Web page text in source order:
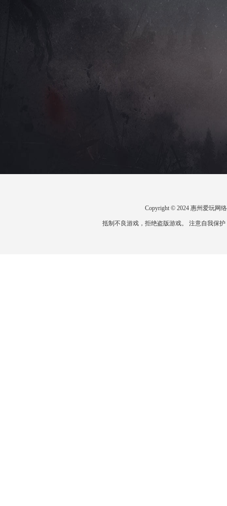
Copyright © 2024 惠州爱玩网
抵制不良游戏，拒绝盗版游戏。 注意自我保